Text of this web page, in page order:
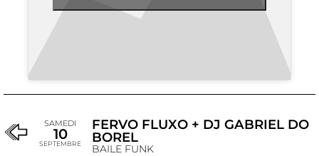
SAMEDI
10
SEPTEMBRE
FERVO FLUXO + DJ GABRIEL DO
BOREL
BAILE FUNK